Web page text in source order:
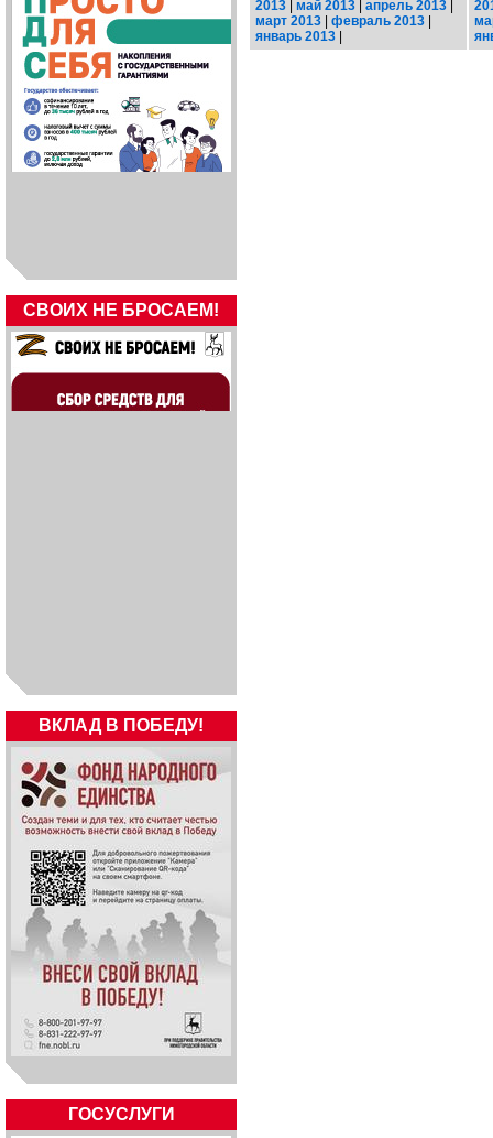
СВОИХ НЕ БРОСАЕМ!
ВКЛАД В ПОБЕДУ!
ГОСУСЛУГИ
2013 | май 2013 | апрель 2013 |
март 2013 | февраль 2013 |
январь 2013 |